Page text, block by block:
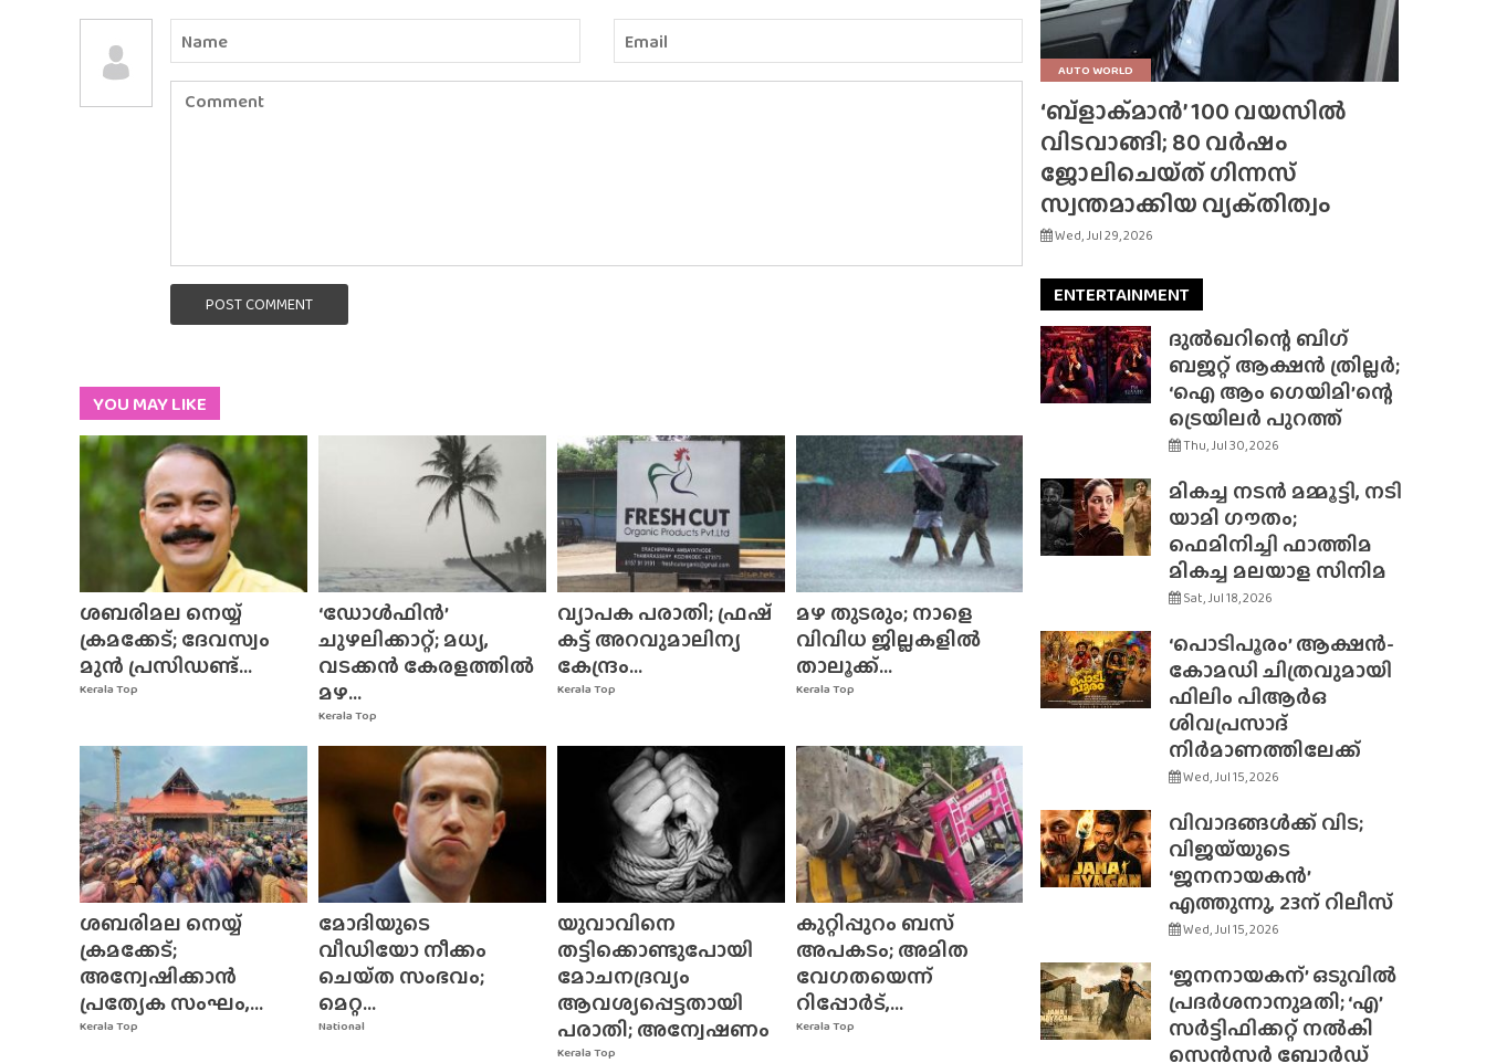
POST COMMENT
YOU MAY LIKE
Kerala Top
ശബരിമല നെയ്യ്
ക്രമക്കേട്; ദേവസ്വം
മുൻ പ്രസിഡണ്ട്...
Kerala Top
‘ഡോൾഫിൻ’
ചുഴലിക്കാറ്റ്; മധ്യ,
വടക്കൻ കേരളത്തിൽ
മഴ...
Kerala Top
വ്യാപക പരാതി; ഫ്രഷ്
കട്ട് അറവുമാലിന്യ
കേന്ദ്രം...
Kerala Top
മഴ തുടരും; നാളെ
വിവിധ ജില്ലകളിൽ
താലൂക്ക്...
Kerala Top
ശബരിമല നെയ്യ്
ക്രമക്കേട്;
അന്വേഷിക്കാൻ
പ്രത്യേക സംഘം,...
National
മോദിയുടെ
വീഡിയോ നീക്കം
ചെയ്‌ത സംഭവം;
മെറ്റ...
Kerala Top
യുവാവിനെ
തട്ടിക്കൊണ്ടുപോയി
മോചനദ്രവ്യം
ആവശ്യപ്പെട്ടതായി
പരാതി; അന്വേഷണം
Kerala Top
കുറ്റിപ്പുറം ബസ്
അപകടം; അമിത
വേഗതയെന്ന്
റിപ്പോർട്,...
AUTO WORLD
‘ബ്‌ളാക്‌മാൻ’ 100 വയസിൽ
വിടവാങ്ങി; 80 വർഷം
ജോലിചെയ്‌ത്‌ ഗിന്നസ്
സ്വന്തമാക്കിയ വ്യക്‌തിത്വം
Wed, Jul 29, 2026
ENTERTAINMENT
ദുൽഖറിന്റെ ബിഗ്
ബജറ്റ് ആക്ഷൻ ത്രില്ലർ;
‘ഐ ആം ഗെയിമി’ന്റെ
ട്രെയിലർ പുറത്ത്
Thu, Jul 30, 2026
മികച്ച നടൻ മമ്മൂട്ടി, നടി
യാമി ഗൗതം;
ഫെമിനിച്ചി ഫാത്തിമ
മികച്ച മലയാള സിനിമ
Sat, Jul 18, 2026
‘പൊടിപൂരം’ ആക്ഷൻ-
കോമഡി ചിത്രവുമായി
ഫിലിം പിആർഒ
ശിവപ്രസാദ്
നിർമാണത്തിലേക്ക്
Wed, Jul 15, 2026
വിവാദങ്ങൾക്ക് വിട;
വിജയ്‌യുടെ
‘ജനനായകൻ’
എത്തുന്നു, 23ന് റിലീസ്
Wed, Jul 15, 2026
‘ജനനായകന്’ ഒടുവിൽ
പ്രദർശനാനുമതി; ‘എ’
സർട്ടിഫിക്കറ്റ് നൽകി
സെൻസർ ബോർഡ്